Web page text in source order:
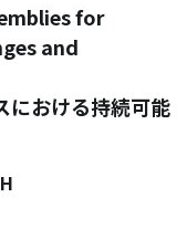
for
and
における持続可能